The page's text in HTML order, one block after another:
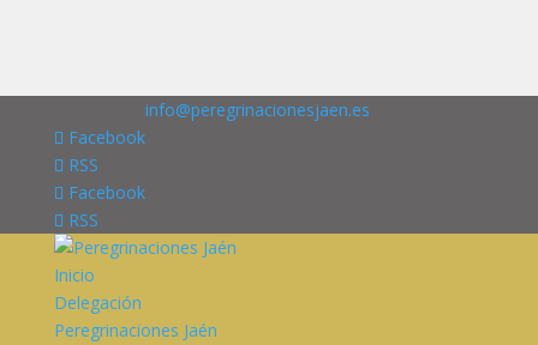
info@peregrinacionesjaen.es
Facebook
RSS
Facebook
RSS
Inicio
Delegación
Peregrinaciones Jaén